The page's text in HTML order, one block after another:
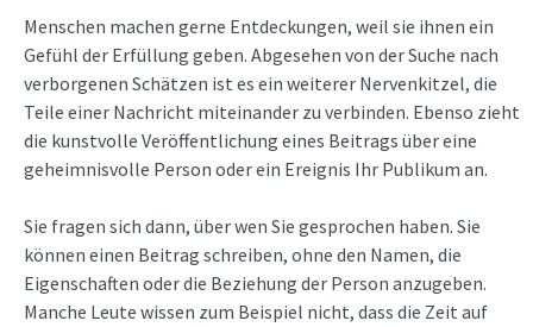
Menschen machen gerne Entdeckungen, weil sie ihnen ein
Gefühl der Erfüllung geben. Abgesehen von der Suche nach
verborgenen Schätzen ist es ein weiterer Nervenkitzel, die
Teile einer Nachricht miteinander zu verbinden. Ebenso zieht
die kunstvolle Veröffentlichung eines Beitrags über eine
geheimnisvolle Person oder ein Ereignis Ihr Publikum an.
Sie fragen sich dann, über wen Sie gesprochen haben. Sie
können einen Beitrag schreiben, ohne den Namen, die
Eigenschaften oder die Beziehung der Person anzugeben.
Manche Leute wissen zum Beispiel nicht, dass die Zeit auf